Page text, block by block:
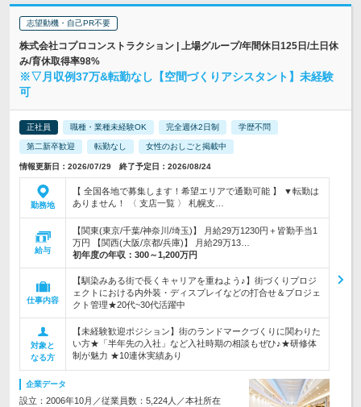
志望動機・自己PR不要
株式会社コプロコンストラクション | 上場グループ/年間休日125日/土日休
み/育休取得率98%
※▽月収例37万&転勤なし【空間づくりアシスタント】未経験
可
正社員 職種・業種未経験OK 完全週休2日制 学歴不問
第二新卒歓迎 転勤なし 女性のおしごと掲載中
情報更新日：2026/07/29 終了予定日：2026/08/24
勤務地
【 全国各地で募集します！希望エリアで通勤可能 】 ▼転勤は
ありません！ 〈 支店一覧 〉 札幌支…
給与
【関東(東京/千葉/神奈川/埼玉)】 月給29万1230円＋皆勤手当1
万円 【関西(大阪/京都/兵庫)】 月給29万13…
初年度の年収： 300～1,200万円
仕事内容
【馴染みある街で長くキャリアを重ねよう♪】街づくりプロジ
ェクトにおける内外装・ディスプレイなどの打合せ＆プロジェ
クト管理★20代~30代活躍中
対象と
なる方
【未経験歓迎ポジション】街のランドマークづくりに関わりた
い方★「半年先の入社」など入社時期の相談もぜひ♪★研修体
制が魅力 ★10連休実績あり
企業データ
設立：2006年10月／従業員数：5,224人／本社所在